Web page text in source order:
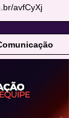
avfCyXj